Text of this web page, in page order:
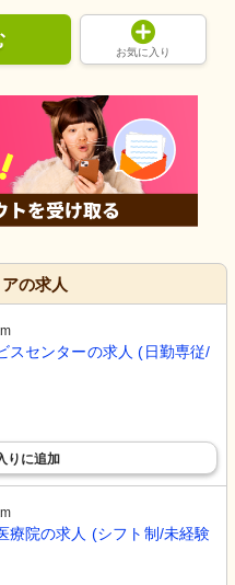
お気に入り
の求人
スセンターの求人 (日勤専従/
り に追加
療院の求人 (シフト制/未経験